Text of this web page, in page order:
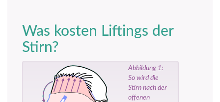
Was kosten Liftings der
Stirn?
Abbildung 1:
So wird die
Stirn nach der
offenen